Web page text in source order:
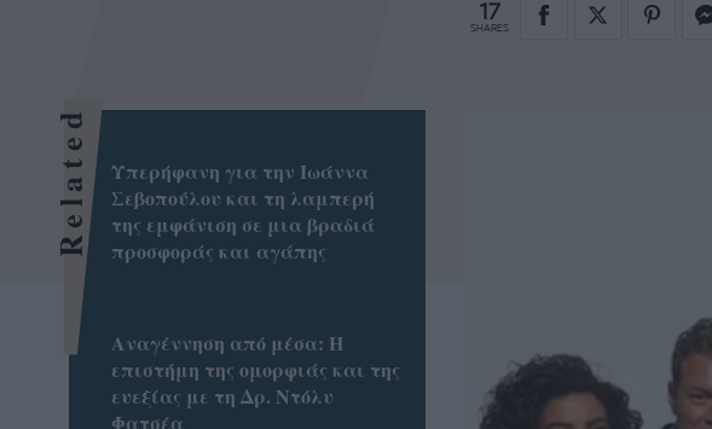
17
SHARES
Related
Υπερήφανη για την Ιωάννα
Σεβοπούλου και τη λαμπερή
της εμφάνιση σε μια βραδιά
προσφοράς και αγάπης
Αναγέννηση από μέσα: Η
επιστήμη της ομορφιάς και της
ευεξίας με τη Δρ. Ντόλυ
Φατσέα